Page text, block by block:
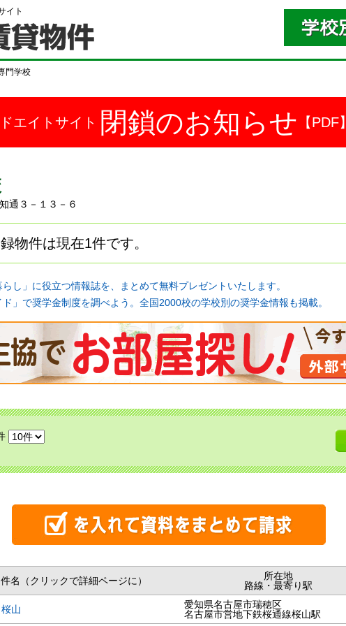
イト
門学校
エイトサイト 閉鎖のお知らせ 【PDF】
通３－１３－６
物件は現在1件です。
し」に役立つ情報誌を、まとめて無料プレゼントいたします。
」で奨学金制度を調べよう。全国2000校の学校別の奨学金情報も掲載。
名（クリックで詳細ページに）
所在地
路線・最寄り駅
山
愛知県名古屋市瑞穂区
名古屋市営地下鉄桜通線桜山駅